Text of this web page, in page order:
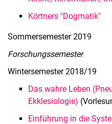
Körtners "Dogmatik"
Som­mer­se­mes­ter 2019
Forschungssemester
Win­ter­se­mes­ter 2018/19
Das wahre Leben
Ekklesiologie)
Einführung in die